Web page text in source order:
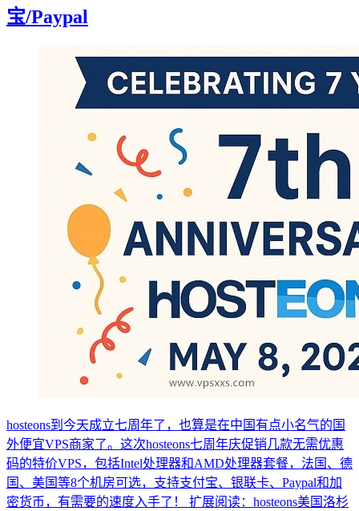
宝/Paypal
hosteons到今天成立七周年了，也算是在中国有点小名气的国
外便宜VPS商家了。这次hosteons七周年庆促销几款无需优惠
码的特价VPS，包括Intel处理器和AMD处理器套餐，法国、德
国、美国等8个机房可选，支持支付宝、银联卡、Paypal和加
密货币，有需要的速度入手了！ 扩展阅读：hosteons美国洛杉